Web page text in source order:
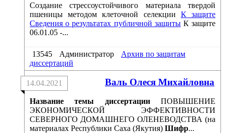
Создание стрессоустойчивого материала твердой
пшеницы методом клеточной селекции К защите
Сведения о результатах публичной защиты К защите
06.01.05 -...
13545 Администратор
Архив по защитам
диссертаций
Валь Олеся Михайловна
14.04.2021
Название темы диссертацииПОВЫШЕНИЕ
ЭКОНОМИЧЕСКОЙ ЭФФЕКТИВНОСТИ
СЕВЕРНОГО ДОМАШНЕГО ОЛЕНЕВОДСТВА (на
материалах Республики Саха (Якутия) Шифр...